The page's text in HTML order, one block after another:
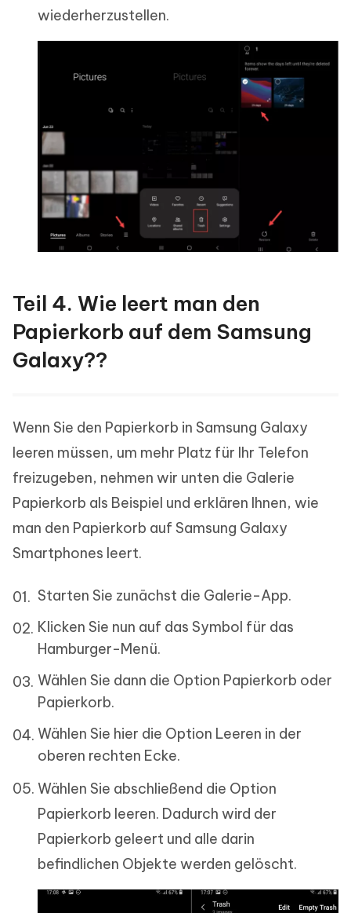
wiederherzustellen.
Teil 4. Wie leert man den
Papierkorb auf dem Samsung
Galaxy??
Wenn Sie den Papierkorb in Samsung Galaxy
leeren müssen, um mehr Platz für Ihr Telefon
freizugeben, nehmen wir unten die Galerie
Papierkorb als Beispiel und erklären Ihnen, wie
man den Papierkorb auf Samsung Galaxy
Smartphones leert.
Starten Sie zunächst die Galerie-App.
Klicken Sie nun auf das Symbol für das
Hamburger-Menü.
Wählen Sie dann die Option Papierkorb oder
Papierkorb.
Wählen Sie hier die Option Leeren in der
oberen rechten Ecke.
Wählen Sie abschließend die Option
Papierkorb leeren. Dadurch wird der
Papierkorb geleert und alle darin
befindlichen Objekte werden gelöscht.